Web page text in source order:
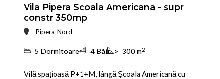
Vila Pipera Scoala Americana - supr
constr 350mp
Pipera, Nord
5 Dormitoare 4 Băi > 300 m2
Vilă spațioasă P+1+M, lângă Școala Americană cu